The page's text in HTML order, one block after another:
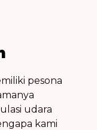
pesona
udara
kami